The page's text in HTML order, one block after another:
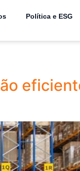
Política e ESG